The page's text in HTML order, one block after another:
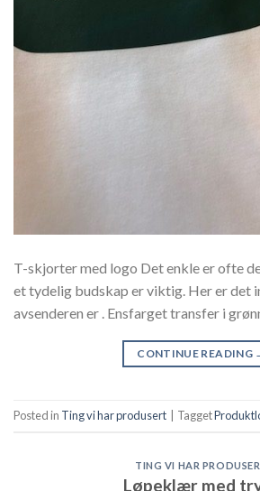
T-skjorter med logo Det enkle er ofte
et tydelig budskap er viktig. Her er det
avsenderen er . Ensfarget transfer i
CONTINUE READING
Posted in Ting vi har produsert Tagget
TING VI HAR
Løpeklær med